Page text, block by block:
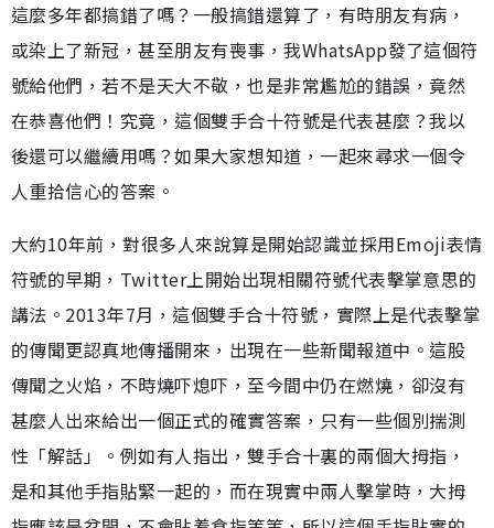
這麼多年都搞錯了嗎？一般搞錯還算了，有時朋友有病，
或染上了新冠，甚至朋友有喪事，我WhatsApp發了這個符
號給他們，若不是天大不敬，也是非常尷尬的錯誤，竟然
在恭喜他們！究竟，這個雙手合十符號是代表甚麼？我以
後還可以繼續用嗎？如果大家想知道，一起來尋求一個令
人重拾信心的答案。
大約10年前，對很多人來說算是開始認識並採用Emoji表情
符號的早期，Twitter上開始出現相關符號代表擊掌意思的
講法。2013年7月，這個雙手合十符號，實際上是代表擊掌
的傳聞更認真地傳播開來，出現在一些新聞報道中。這股
傳聞之火焰，不時燒吓熄吓，至今間中仍在燃燒，卻沒有
甚麼人出來給出一個正式的確實答案，只有一些個別揣測
性「解話」。例如有人指出，雙手合十裏的兩個大拇指，
是和其他手指貼緊一起的，而在現實中兩人擊掌時，大拇